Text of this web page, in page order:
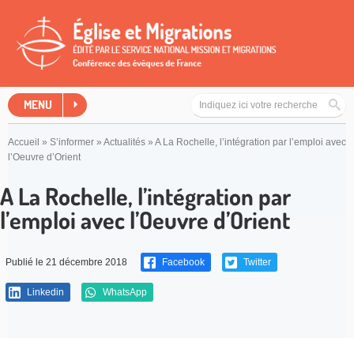
MENU
Accueil » S’informer » Actualités » A La Rochelle, l’intégration par l’emploi avec
l’Oeuvre d’Orient
A La Rochelle, l’intégration par
l’emploi avec l’Oeuvre d’Orient
Publié le 21 décembre 2018 Facebook Twitter
Linkedin WhatsApp